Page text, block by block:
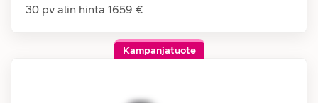
30 pv alin hinta 1659 €
Kampanjatuote